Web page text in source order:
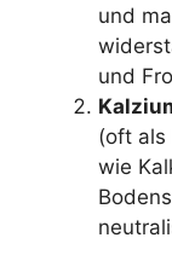
und
und
(oft als
wie